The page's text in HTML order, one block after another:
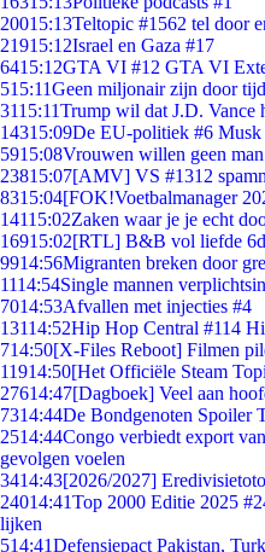
20015:13Teltopic #1562 tel door
21915:12Israel en Gaza #17
6415:12GTA VI #12 GTA VI
515:11Geen miljonair zijn door
3115:11Trump wil dat J.D. Vance
14315:09De EU-politiek #6 Musk
5915:08Vrouwen willen geen
23815:07[AMV] VS #1312
8315:04[FOK!Voetbalmanager
14115:02Zaken waar je je echt
16915:02[RTL] B&B vol liefde
9914:56Migranten breken door
1114:54Single mannen
7014:53Afvallen met injecties #4
13114:52Hip Hop Central #114
714:50[X-Files Reboot] Filmen
11914:50[Het Officiële Steam
27614:47[Dagboek] Veel aan
7314:44De Bondgenoten Spoiler
2514:44Congo verbiedt export
gevolgen voelen
3414:43[2026/2027]
24014:41Top 2000 Editie 2025
lijken
514:41Defensiepact Pakistan,